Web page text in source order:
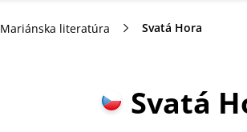
Mariánska literatúra Svatá Hora
Svatá